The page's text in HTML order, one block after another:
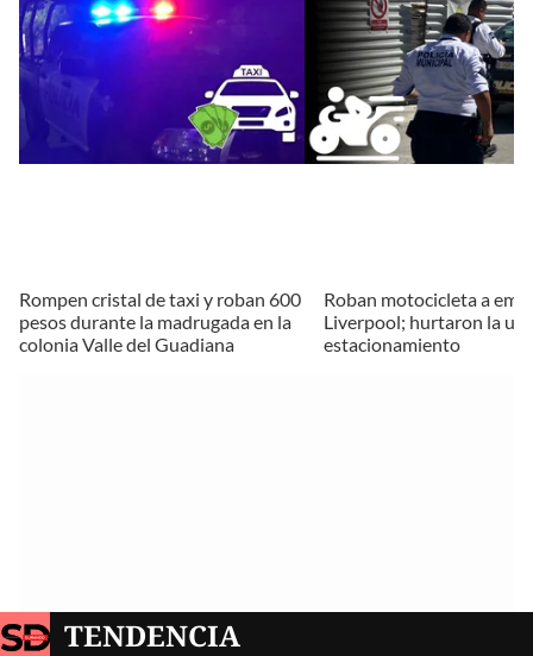
Rompen cristal de taxi y roban 600
pesos durante la madrugada en la
colonia Valle del Guadiana
Roban motocicleta a
Liverpool; hurtaron la
estacionamiento
TENDENCIA